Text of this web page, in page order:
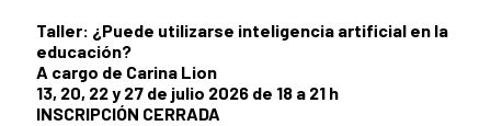
Taller: ¿Puede utilizarse inteligencia artificial en la
educación?
A cargo de Carina Lion
13, 20, 22 y 27 de julio 2026 de 18 a 21 h
INSCRIPCIÓN CERRADA